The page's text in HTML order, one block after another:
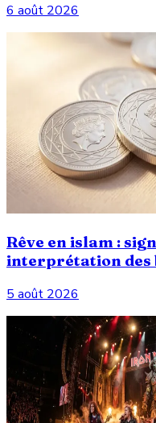
6 août 2026
Rêve en islam :
interprétation des
5 août 2026